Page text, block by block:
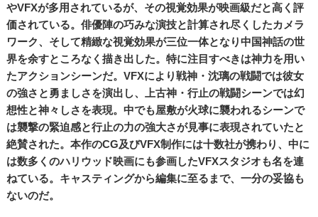
やVFXが多用されているが、その視覚効果が映画級だと高く評
価されている。俳優陣の巧みな演技と計算され尽くしたカメラ
ワーク、そして精緻な視覚効果が三位一体となり中国神話の世
界を余すところなく描き出した。特に注目すべきは神力を用い
たアクションシーンだ。VFXにより戦神・沈璃の戦闘では彼女
の強さと勇ましさを演出し、上古神・行止の戦闘シーンでは幻
想性と神々しさを表現。中でも屋敷が火球に襲われるシーンで
は襲撃の緊迫感と行止の力の強大さが見事に表現されていたと
絶賛された。本作のCG及びVFX制作には十数社が携わり、中に
は数多くのハリウッド映画にも参画したVFXスタジオも名を連
ねている。キャスティングから編集に至るまで、一分の妥協も
ないのだ。